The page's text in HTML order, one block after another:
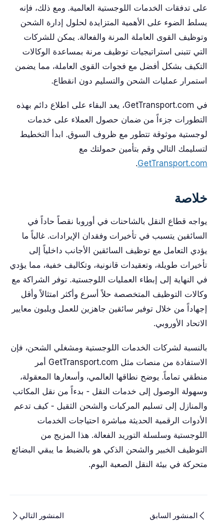
على تدفقات الخدمات اللوجستية العالمية. ومع ذلك، فإنه
يسلط الضوء على الأهمية المتزايدة لحلول إدارة الشحن
وتوظيف القوى العاملة المرنة والفعالة. يمكن للشركات
التي تتبنى استراتيجيات توظيف مرنة بمساعدة الوكالات
التكيف بشكل أفضل مع فجوات القوى العاملة، مما يضمن
استمرار عمليات الشحن والتسليم دون انقطاع.
في GetTransport.com، يعد البقاء على اطلاع دائم بهذه
التطورات جزءاً من ضمان حصول العملاء على خدمات
لوجستية موثوقة تتطور مع ظروف السوق. ابدأ التخطيط
لتسليمك التالي وقم بتأمين حمولتك مع
GetTransport.com
.
خلاصة
يواجه قطاع النقل بالشاحنات في أوروبا نقصاً حاداً في
السائقين يتسبب في تأخيرات وفقدان الإيرادات. غالباً ما
يؤدي التعامل مع توظيف السائقين الأجانب داخلياً إلى
تأخيرات طويلة، وتعقيدات قانونية، وتكاليف خفية، مما يؤدي
في النهاية إلى إبطاء العمليات اللوجستية. توفر الشراكة مع
وكالات التوظيف المتخصصة حلاً أسرع وأكثر امتثالاً وأقل
إجهاداً من خلال توفير سائقين جاهزين للعمل ويلبون معايير
الاتحاد الأوروبي.
بالنسبة لشركات الخدمات اللوجستية ومشغلي الشحن، فإن
الاستفادة من منصات مثل GetTransport.com أمر
منطقي تماماً. يوضح نطاقها العالمي، وأسعارها المعقولة،
وسهولة الوصول إلى خدمات النقل - بدءاً من نقل المكاتب
والمنازل إلى تسليم المركبات والشحن الثقيل - كيف تدعم
الأدوات الرقمية الحديثة مباشرة احتياجات الخدمات
اللوجستية وسلسلة التوريد الفعالة. هذا المزيج من
التوظيف الخبير والشحن الذكي هو بالضبط ما يبقي البضائع
متحركة في بيئة النقل الصعبة اليوم.
المنشور السابق المنشور التالي